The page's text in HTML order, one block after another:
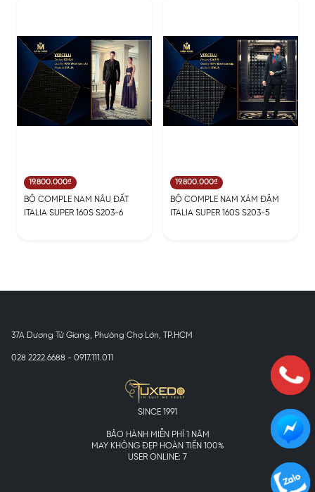
19.800.000₫
BỘ COMPLE NAM NÂU ĐẤT
ITALIA SUPER 160S S203-6
19.800.000₫
BỘ COMPLE NAM XÁM ĐẬM
ITALIA SUPER 160S S203-5
37A Dương Tử Giang, Phường Chợ Lớn, TP.HCM
028 2222.6688 - 0917.111.011
SINCE 1991
BẢO HÀNH MIỄN PHÍ 1 NĂM
MAY KHÔNG ĐẸP HOÀN TIỀN 100%
USER ONLINE: 7